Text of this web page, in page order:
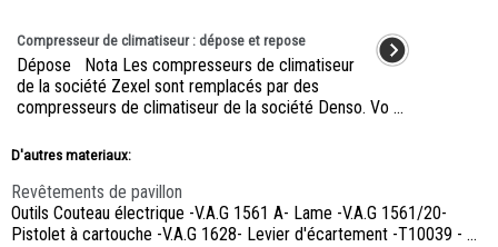
Compresseur de climatiseur : dépose et repose
Dépose Nota Les compresseurs de climatiseur
de la société Zexel sont remplacés par des
compresseurs de climatiseur de la société Denso. Vo ...
D'autres materiaux:
Revêtements de pavillon
Outils Couteau électrique -V.A.G 1561 A- Lame -V.A.G 1561/20-
Pistolet à cartouche -V.A.G 1628- Levier d'écartement -T10039 - ...